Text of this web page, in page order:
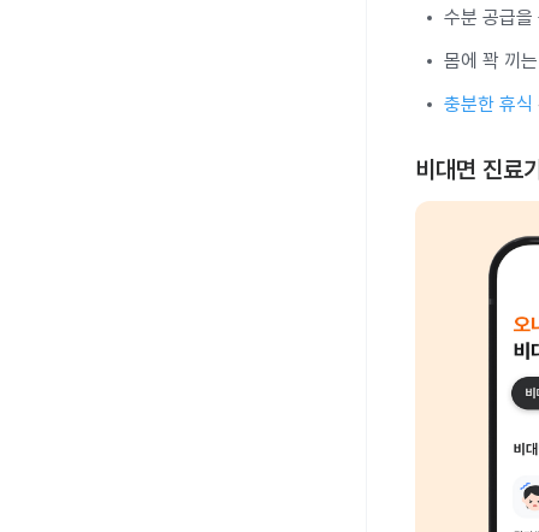
수분 공급
몸에 꽉 끼
충분한 휴식
비대면 진료